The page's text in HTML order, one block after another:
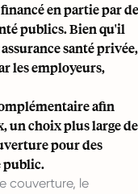
en partie par
publics. Bien qu'il
santé privée,
les employeurs,
afin
un choix plus large de
pour des
public.
couverture, le